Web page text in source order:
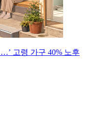
고령 가구 40% 노후